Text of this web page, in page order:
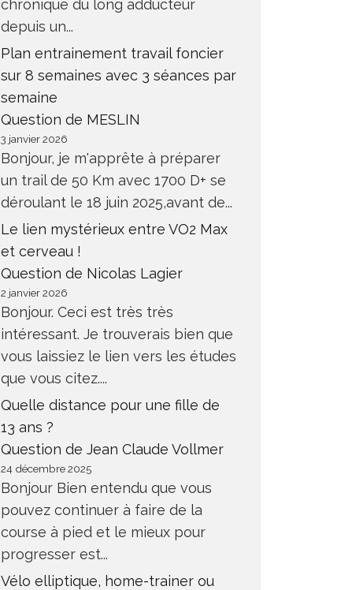
chronique du long adducteur
depuis un...
Plan entrainement travail foncier
sur 8 semaines avec 3 séances par
semaine
Question de MESLIN
3 janvier 2026
Bonjour, je m'apprête à préparer
un trail de 50 Km avec 1700 D+ se
déroulant le 18 juin 2025,avant de...
Le lien mystérieux entre VO2 Max
et cerveau !
Question de Nicolas Lagier
2 janvier 2026
Bonjour. Ceci est très très
intéressant. Je trouverais bien que
vous laissiez le lien vers les études
que vous citez....
Quelle distance pour une fille de
13 ans ?
Question de Jean Claude Vollmer
24 décembre 2025
Bonjour Bien entendu que vous
pouvez continuer à faire de la
course à pied et le mieux pour
progresser est...
Vélo elliptique, home-trainer ou